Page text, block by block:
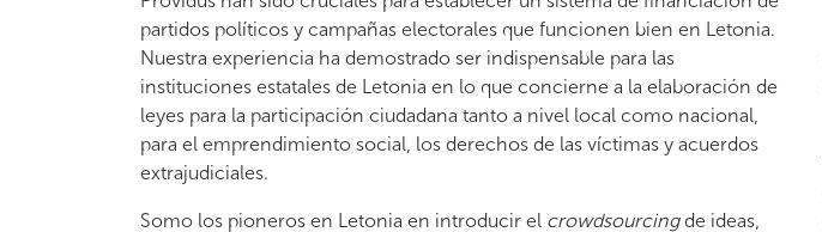
partidos políticos y campañas electorales que funcionen bien en Letonia.
Nuestra experiencia ha demostrado ser indispensable para las
instituciones estatales de Letonia en lo que concierne a la elaboración de
leyes para la participación ciudadana tanto a nivel local como nacional,
para el emprendimiento social, los derechos de las víctimas y acuerdos
extrajudiciales.
Somo los pioneros en Letonia en introducir el crowdsourcingde ideas,